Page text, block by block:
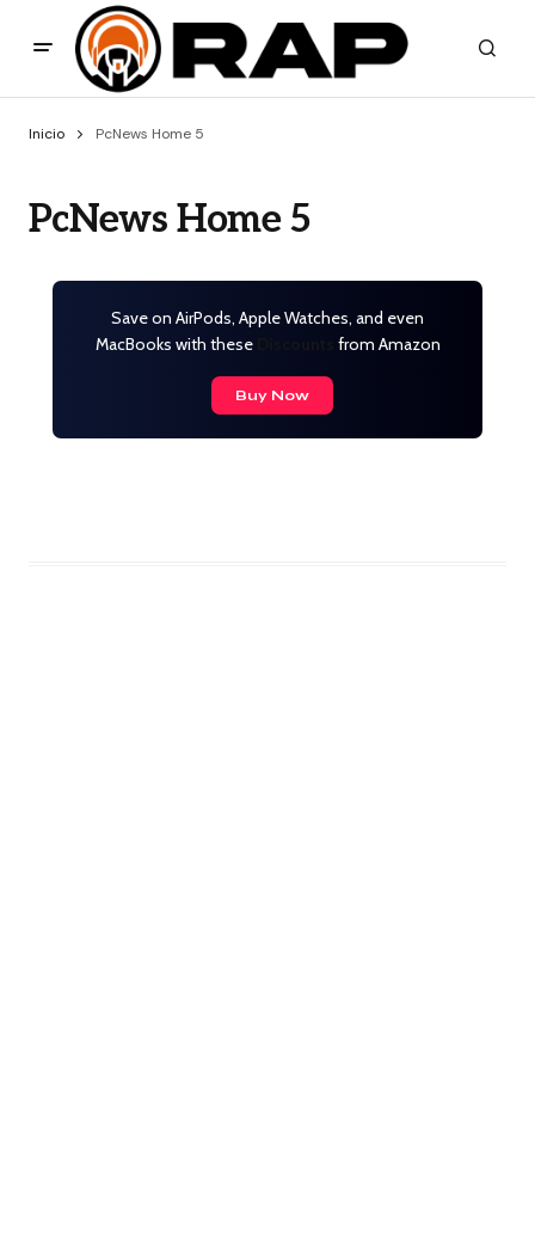
Inicio PcNews Home 5
PcNews Home 5
Save on AirPods, Apple Watches, and even
MacBooks with these
from Amazon
Buy Now